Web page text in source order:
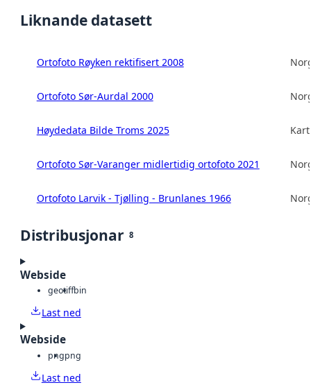
Liknande datasett
Ortofoto Røyken rektifisert 2008
Ortofoto Sør-Aurdal 2000
Høydedata Bilde Troms 2025
Ortofoto Sør-Varanger midlertidig ortofoto 2021
Ortofoto Larvik - Tjølling - Brunlanes 1966
Distribusjonar 8
Webside
geotiffbin
Last ned
Webside
pngpng
Last ned